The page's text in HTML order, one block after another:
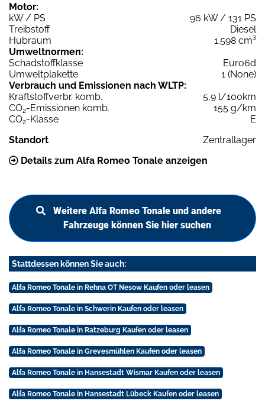
Motor:
kW / PS
96 kW / 131 PS
Treibstoff
Diesel
Hubraum
1.598 cm³
Umweltnormen:
Schadstoffklasse
Euro6d
Umweltplakette
1 (None)
Verbrauch und Emissionen nach WLTP:
Kraftstoffverbr. komb.
5,9 l/100km
CO2-Emissionen komb.
155 g/km
CO2-Klasse
E
Standort
Zentrallager
Details zum Alfa Romeo Tonale anzeigen
Weitere Alfa Romeo Tonale und andere
Fahrzeuge können Sie hier suchen
Stattdessen können Sie auch:
Alfa Romeo Tonale in Rehna OT Nesow Kaufen oder leasen
Alfa Romeo Tonale in Schwerin Kaufen oder leasen
Alfa Romeo Tonale in Ratzeburg Kaufen oder leasen
Alfa Romeo Tonale in Grevesmühlen Kaufen oder leasen
Alfa Romeo Tonale in Hansestadt Wismar Kaufen oder leasen
Alfa Romeo Tonale in Hansestadt Lübeck Kaufen oder leasen